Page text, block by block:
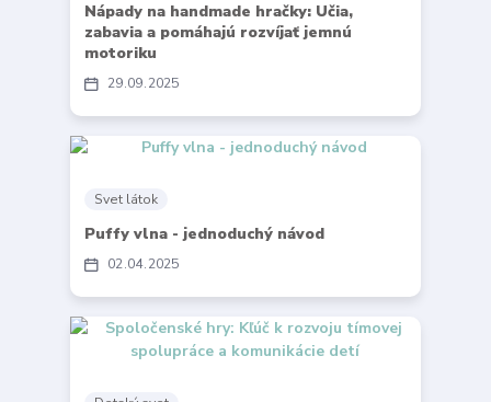
29 09 2025
Nápady na handmade hračky: Učia,
zabavia a pomáhajú rozvíjať jemnú
motoriku
02 04 2025
Svet látok
Puffy vlna - jednoduchý návod